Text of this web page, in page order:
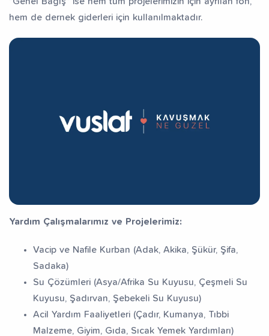
Yetiştiriyorum Dev Külliye Projesi Kur’an-ı
hem de dernek giderleri için kullanılmaktadır.
Yardım Çalışmalarımız ve Projelerimiz:
Vacip ve Nafile Kurban (Adak, Akika, Şükür, Şifa,
Sadaka)
Su Çözümleri (Asya/Afrika Su Kuyusu, Çeşmeli Su
Kuyusu, Şadırvan, Şebekeli Su Kuyusu)
Acil Yardım Faaliyetleri (Çadır, Kumanya, Tıbbi
Malzeme, Giyim, Gıda, Sıcak Yemek Yardımları)